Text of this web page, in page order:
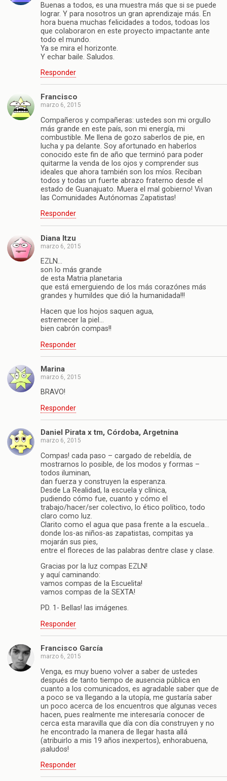
Buenas a todos, es una muestra más que si se puede
lograr. Y para nosotros un gran aprendizaje más. En
hora buena muchas felicidades a todos, todoas los
que colaboraron en este proyecto impactante ante
todo el mundo.
Ya se mira el horizonte.
Y echar baile. Saludos.
Responder
Francisco
marzo 6, 2015
Compañeros y compañeras: ustedes son mi orgullo
más grande en este país, son mi energía, mi
combustible. Me llena de gozo saberlos de pie, en
lucha y pa delante. Soy afortunado en haberlos
conocido este fin de año que terminó para poder
quitarme la venda de los ojos y comprender sus
ideales que ahora también son los míos. Reciban
todos y todas un fuerte abrazo fraterno desde el
estado de Guanajuato. Muera el mal gobierno! Vivan
las Comunidades Autónomas Zapatistas!
Responder
Diana Itzu
marzo 6, 2015
EZLN…
son lo más grande
de esta Matria planetaria
que está emerguiendo de los más corazónes más
grandes y humildes que dió la humanidada!!!
Hacen que los hojos saquen agua,
estremecer la piel…
bien cabrón compas!!
Responder
Marina
marzo 6, 2015
BRAVO!
Responder
Daniel Pirata x tm, Córdoba, Argetnina
marzo 6, 2015
Compas! cada paso – cargado de rebeldía, de
mostrarnos lo posible, de los modos y formas –
todos iluminan,
dan fuerza y construyen la esperanza.
Desde La Realidad, la escuela y clínica,
pudiendo cómo fue, cuanto y cómo el
trabajo/hacer/ser colectivo, lo ético político, todo
claro como luz.
Clarito como el agua que pasa frente a la escuela…
donde los-as niños-as zapatistas, compitas ya
mojarán sus pies,
entre el floreces de las palabras dentre clase y clase.
Gracias por la luz compas EZLN!
y aquí caminando:
vamos compas de la Escuelita!
vamos compas de la SEXTA!
PD. 1- Bellas! las imágenes.
Responder
Francisco García
marzo 6, 2015
Venga, es muy bueno volver a saber de ustedes
después de tanto tiempo de ausencia pública en
cuanto a los comunicados, es agradable saber que de
a poco se va llegando a la utopía, me gustaría saber
un poco acerca de los encuentros que algunas veces
hacen, pues realmente me interesaría conocer de
cerca esta maravilla que día con día construyen y no
he encontrado la manera de llegar hasta allá
(atribuirlo a mis 19 años inexpertos), enhorabuena,
¡saludos!
Responder